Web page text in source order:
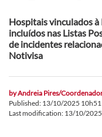
Hospitais vinculados à
incluídos nas Listas
de incidentes
Notivisa
byAndreia Pires/
Published: 13/10/2025 10h51
Last modification: 13/10/